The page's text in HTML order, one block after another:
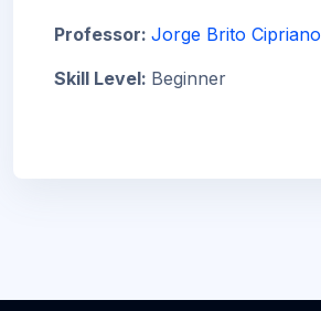
Professor: Jorge Brito Cipriano
Skill Level: Beginner